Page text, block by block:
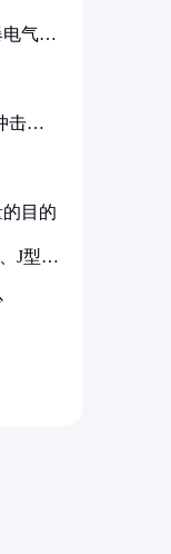
气设
击要
目的
J型、